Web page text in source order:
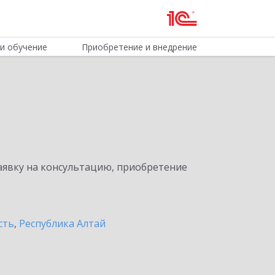
обучение Приобретение и внедрение
на консультацию, приобретение
, Республика Алтай